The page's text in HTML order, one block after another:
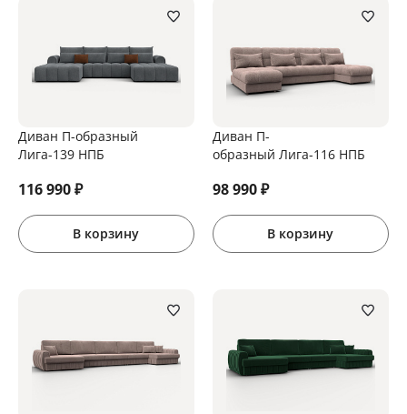
Диван П-образный
Лига-139 НПБ
116 990₽
В корзину
Диван П-
образный Лига-116 НПБ
98 990₽
В корзину